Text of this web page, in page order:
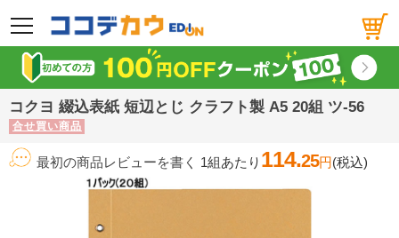
メニュー
コクヨ 綴込表紙 短辺とじ クラフト製 A5 20組 ツ-56
合せ買い商品
最初の商品レビューを書く 1組あたり 114.25円(税込)